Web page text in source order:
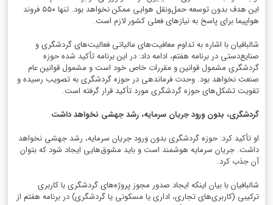
این هدف بدون توسعه حمل‌ونقل هوایی ممکن نخواهد بود. تنها ۵۵۰ فروند
هواپیما برای پاسخ به نیازهای فعلی کشور لازم است.
شالبافیان با اشاره به تداوم معافیت‌های مالیاتی فعالیت‌های گردشگری و
صنایع‌دستی در برنامه هفتم، ادامه داد: در این برنامه تأکید شده حوزه
گردشگری مشمول قوانین و مقررات خاص خود است و مشمول قوانین عام
صنعت نخواهد بود. وحدت فرماندهی در حوزه گردشگری به تصویب رسیده و
تقویت تشکل‌های حوزه گردشگری مورد تأکید قرار گرفته است.
گردشگری، بدون ورود جریان سرمایه، رشد جهشی نخواهد داشت
او تأکید کرد: حوزه گردشگری بدون ورود جریان سرمایه، رشد جهشی نخواهد
داشت. جریان سرمایه هوشمند است و باید مشوق‌هایی ایجاد شود که بتوان
آن جذب کرد.
شالبافیان با بیان اینکه ایجاد صدور مجوز پروژه‌های گردشگری با کاربری
ترکیبی (کاربری‌های تجاری، اداری یا مسکونی یا گردشگری) در برنامه هفتم از